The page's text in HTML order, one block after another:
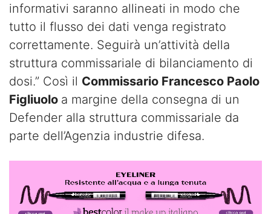
informativi saranno allineati in modo che
tutto il flusso dei dati venga registrato
correttamente. Seguirà un’attività della
struttura commissariale di bilanciamento di
dosi.” Così il Commissario Francesco Paolo
Figliuolo a margine della consegna di un
Defender alla struttura commissariale da
parte dell’Agenzia industrie difesa.